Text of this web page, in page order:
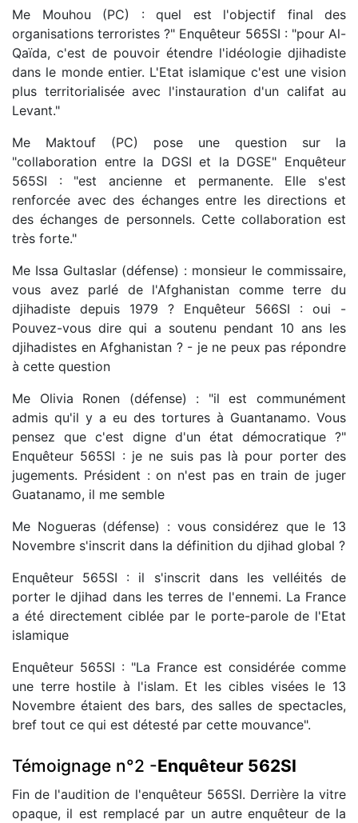
Me Mouhou (PC) : quel est l'objectif final des
organisations terroristes ?" Enquêteur 565SI : "pour Al-
Qaïda, c'est de pouvoir étendre l'idéologie djihadiste
dans le monde entier. L'Etat islamique c'est une vision
plus territorialisée avec l'instauration d'un califat au
Levant."
Me Maktouf (PC) pose une question sur la
"collaboration entre la DGSI et la DGSE" Enquêteur
565SI : "est ancienne et permanente. Elle s'est
renforcée avec des échanges entre les directions et
des échanges de personnels. Cette collaboration est
très forte."
Me Issa Gultaslar (défense) : monsieur le commissaire,
vous avez parlé de l'Afghanistan comme terre du
djihadiste depuis 1979 ? Enquêteur 566SI : oui -
Pouvez-vous dire qui a soutenu pendant 10 ans les
djihadistes en Afghanistan ? - je ne peux pas répondre
à cette question
Me Olivia Ronen (défense) : "il est communément
admis qu'il y a eu des tortures à Guantanamo. Vous
pensez que c'est digne d'un état démocratique ?"
Enquêteur 565SI : je ne suis pas là pour porter des
jugements. Président : on n'est pas en train de juger
Guatanamo, il me semble
Me Nogueras (défense) : vous considérez que le 13
Novembre s'inscrit dans la définition du djihad global ?
Enquêteur 565SI : il s'inscrit dans les velléités de
porter le djihad dans les terres de l'ennemi. La France
a été directement ciblée par le porte-parole de l'Etat
islamique
Enquêteur 565SI : "La France est considérée comme
une terre hostile à l'islam. Et les cibles visées le 13
Novembre étaient des bars, des salles de spectacles,
bref tout ce qui est détesté par cette mouvance".
Témoignage n°2 -Enquêteur 562SI
Fin de l'audition de l'enquêteur 565SI. Derrière la vitre
opaque, il est remplacé par un autre enquêteur de la